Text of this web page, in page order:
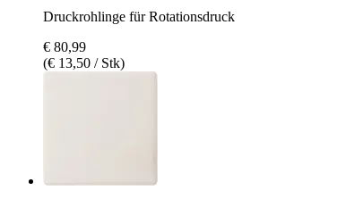
Druckrohlinge für Rotationsdruck
€ 80,99
(€ 13,50 / Stk)